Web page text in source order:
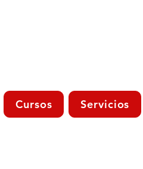
Cursos Servicios